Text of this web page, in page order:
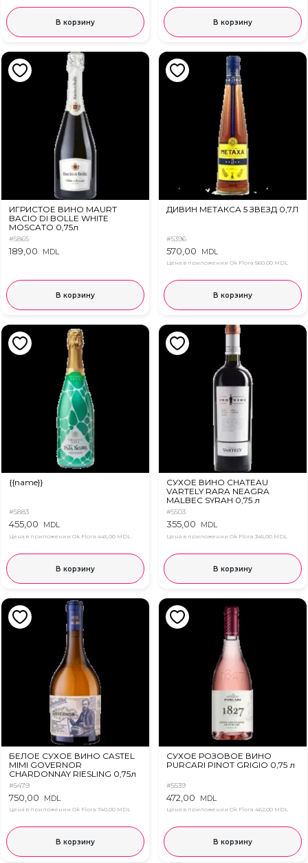
В корзину В корзину
ИГРИСТОЕ ВИНО MAURT
BACIO DI BOLLE WHITE
MOSCATO 0,75л
#5865
189,00 MDL
В корзину
ДИВИН МЕТАКСА 5 ЗВЕЗД 0,7Л
#5396
570,00 MDL
Цена в приложении Ok Flora 560,00 MDL
В корзину
{{name}}
#5883
455,00 MDL
Цена в приложении Ok Flora 445,00 MDL
В корзину
СУХОЕ ВИНО CHATEAU
VARTELY RARA NEAGRA
MALBEC SYRAH 0,75 л
#5503
355,00 MDL
Цена в приложении Ok Flora 345,00 MDL
В корзину
БЕЛОЕ СУХОЕ ВИНО CASTEL
MIMI GOVERNOR
CHARDONNAY RIESLING 0,75л
#5479
750,00 MDL
Цена в приложении Ok Flora 740,00 MDL
В корзину
СУХОЕ РОЗОВОЕ ВИНО
PURCARI PINOT GRIGIO 0,75 л
#5539
472,00 MDL
Цена в приложении Ok Flora 462,00 MDL
В корзину